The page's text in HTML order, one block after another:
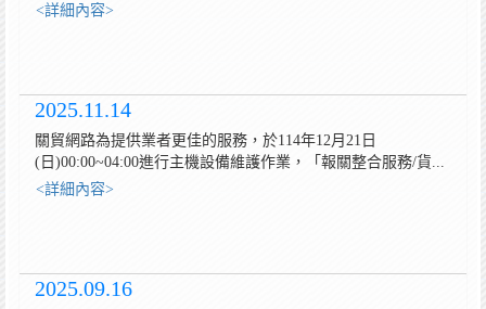
<詳細內容>
2025.11.14
關貿網路為提供業者更佳的服務，於114年12月21日
(日)00:00~04:00進行主機設備維護作業，「報關整合服務/貨...
<詳細內容>
2025.09.16